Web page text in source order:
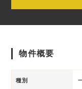
物件概要
種別